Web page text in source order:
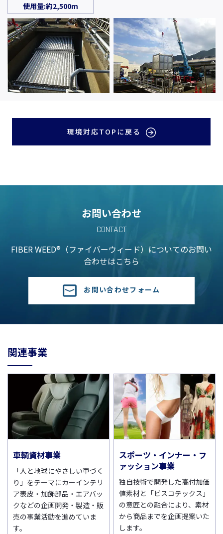
使用量:約2,500m
環境対応TOPに戻る
お問い合わせ
CONTACT
FIBER WEED®（ファイバーウィード）についてのお問い
合わせはこちら
お問い合わせフォーム
関連事業
車輌資材事業
「人と地球にやさしい車づく
り」をテーマにカーインテリ
ア表皮・加飾部品・エアバッ
クなどの企画開発・製造・販
売の事業活動を進めていま
す。
スポーツ・インナー・フ
ァッション事業
独自技術で開発した高付加価
値素材と「ビスコテックス」
の意匠との融合により、素材
から商品までを企画提案いた
します。